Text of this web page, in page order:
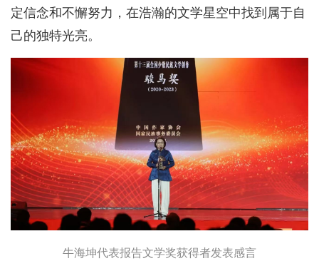
定信念和不懈努力，在浩瀚的文学星空中找到属于自
己的独特光亮。
牛海坤代表报告文学奖获得者发表感言